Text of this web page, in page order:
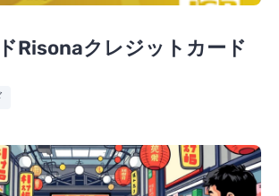
Risonaクレジットカード